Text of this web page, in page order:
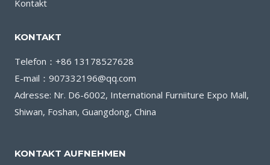
Kontakt
KONTAKT
Telefon：+86 13178527628
E-mail：907332196@qq.com
Adresse: Nr. D6-6002, International Furniiture Expo Mall,
Shiwan, Foshan, Guangdong, China
KONTAKT AUFNEHMEN